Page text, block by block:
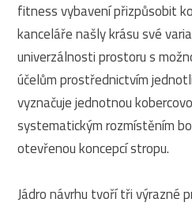
fitness vybavení přizpůsobit
kanceláře našly krásu své
univerzálnosti prostoru s
účelům prostřednictvím
vyznačuje jednotnou
systematickým rozmístěním
otevřenou koncepcí stropu.
Jádro návrhu tvoří tři výrazné